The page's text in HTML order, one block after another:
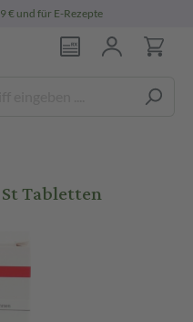
€ und für E-Rezepte
Tabletten